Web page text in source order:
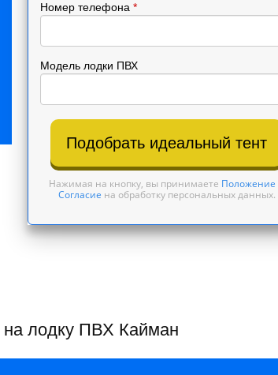
Номер телефона *
Модель лодки ПВХ
Подобрать идеальный тент
Нажимая на кнопку, вы принимаете Положение
Согласие на обработку персональных данных.
на лодку ПВХ Кайман